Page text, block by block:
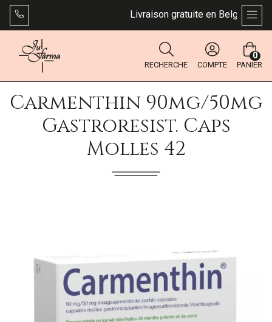
Livraison gratuite en Belgique
RECHERCHE COMPTE PANIER
0
Carmenthin 90mg/50mg
Gastroresist. Caps
Molles 42